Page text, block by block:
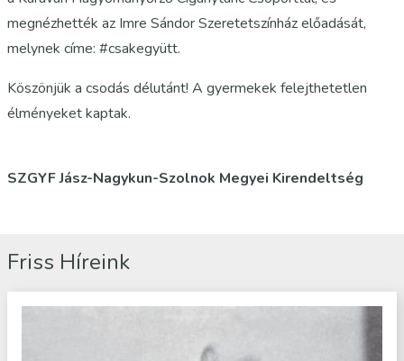
megnézhették az Imre Sándor Szeretetszínház előadását,
melynek címe: #csakegyütt.
Köszönjük a csodás délutánt! A gyermekek felejthetetlen
élményeket kaptak.
SZGYF Jász-Nagykun-Szolnok Megyei Kirendeltség
Friss Híreink